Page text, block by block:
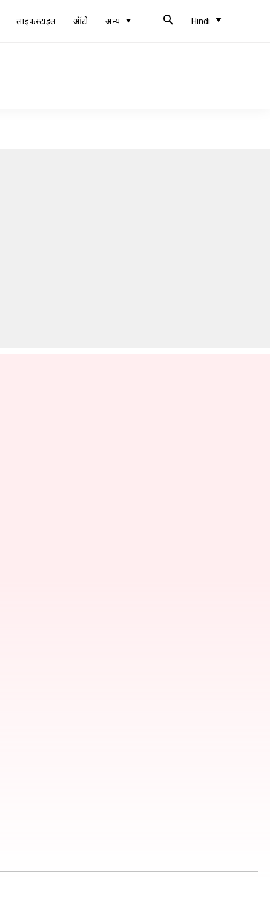
लाइफस्टाइल ऑटो अन्य Hindi